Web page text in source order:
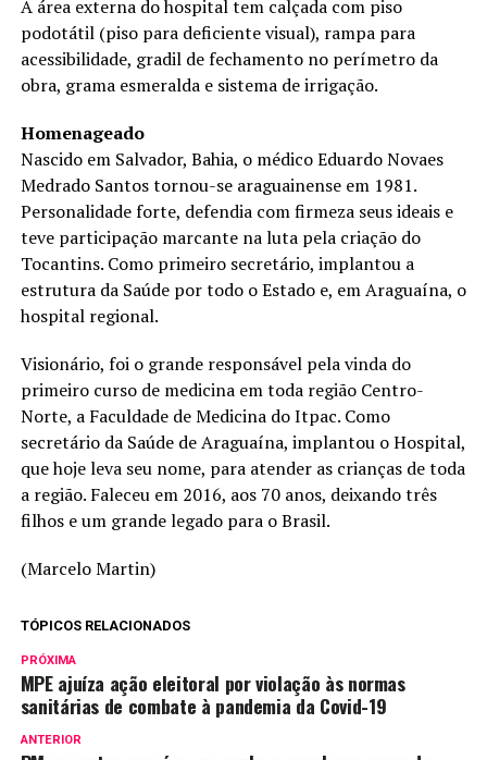
A área externa do hospital tem calçada com piso
podotátil (piso para deficiente visual), rampa para
acessibilidade, gradil de fechamento no perímetro da
obra, grama esmeralda e sistema de irrigação.
Homenageado
Nascido em Salvador, Bahia, o médico Eduardo Novaes
Medrado Santos tornou-se araguainense em 1981.
Personalidade forte, defendia com firmeza seus ideais e
teve participação marcante na luta pela criação do
Tocantins. Como primeiro secretário, implantou a
estrutura da Saúde por todo o Estado e, em Araguaína, o
hospital regional.
Visionário, foi o grande responsável pela vinda do
primeiro curso de medicina em toda região Centro-
Norte, a Faculdade de Medicina do Itpac. Como
secretário da Saúde de Araguaína, implantou o Hospital,
que hoje leva seu nome, para atender as crianças de toda
a região. Faleceu em 2016, aos 70 anos, deixando três
filhos e um grande legado para o Brasil.
(Marcelo Martin)
TÓPICOS RELACIONADOS
PRÓXIMA
MPE ajuíza ação eleitoral por violação às normas
sanitárias de combate à pandemia da Covid-19
ANTERIOR